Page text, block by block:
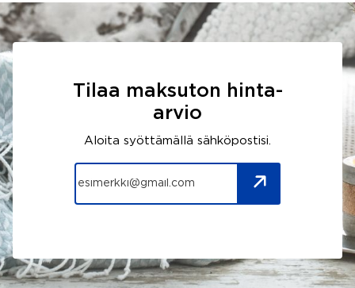
Tilaa maksuton hinta-
arvio
Aloita syöttämällä sähköpostisi.